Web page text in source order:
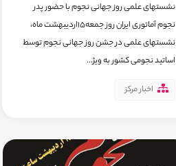
نشستهای علمی روز جهانی نجوم با حضور پدر
نجوم آماتوری ایران روز جمعه15اردیبهشت ماه،
نشستهای علمی در جشن روز جهانی نجوم توسط
اساتید نجومی کشور به ویژ...
اخبار مرکز